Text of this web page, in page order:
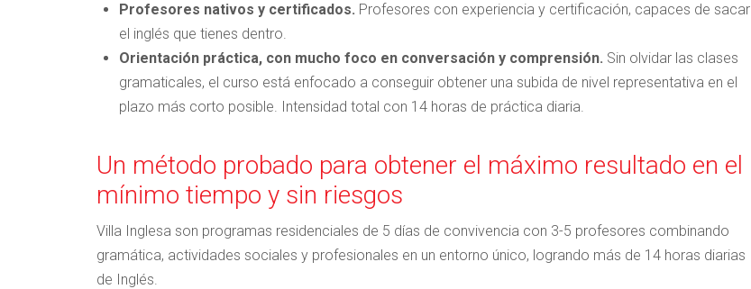
Profesores nativos y certificados. Profesores con experiencia y certificación, capaces de sacar
el inglés que tienes dentro.
Orientación práctica, con mucho foco en conversación y comprensión. Sin olvidar las clases
gramaticales, el curso está enfocado a conseguir obtener una subida de nivel representativa en el
plazo más corto posible. Intensidad total con 14 horas de práctica diaria.
Un método probado para obtener el máximo resultado en el
mínimo tiempo y sin riesgos
Villa Inglesa son programas residenciales de 5 días de convivencia con 3-5 profesores combinando
gramática, actividades sociales y profesionales en un entorno único, logrando más de 14 horas diarias
de Inglés.